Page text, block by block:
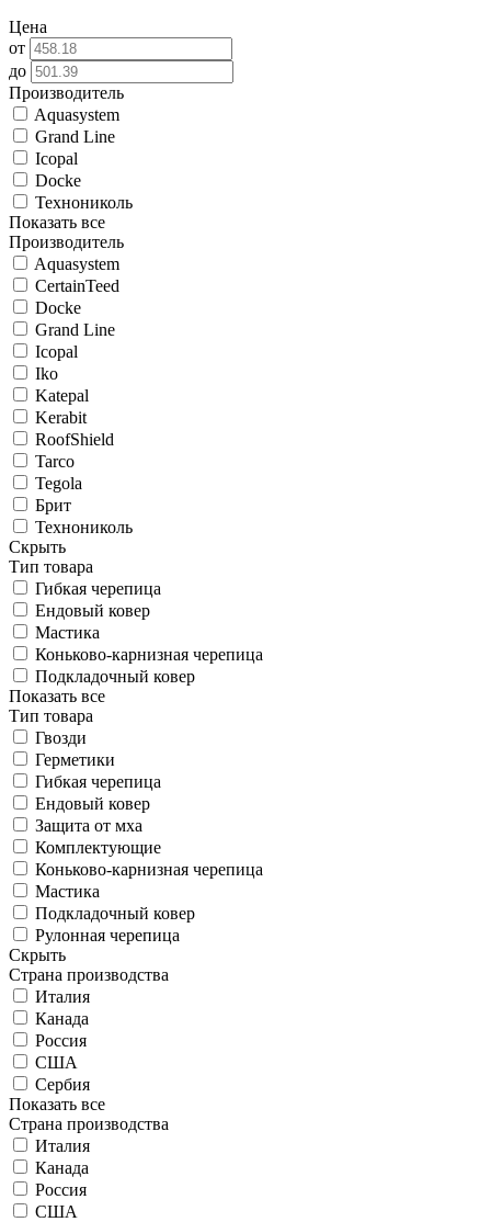
Цена
от
до
Производитель
Aquasystem
Grand Line
Icopal
Docke
Технониколь
Показать все
Производитель
Aquasystem
CertainTeed
Docke
Grand Line
Icopal
Iko
Katepal
Kerabit
RoofShield
Tarco
Tegola
Брит
Технониколь
Скрыть
Тип товара
Гибкая черепица
Ендовый ковер
Мастика
Коньково-карнизная черепица
Подкладочный ковер
Показать все
Тип товара
Гвозди
Герметики
Гибкая черепица
Ендовый ковер
Защита от мха
Комплектующие
Коньково-карнизная черепица
Мастика
Подкладочный ковер
Рулонная черепица
Скрыть
Страна производства
Италия
Канада
Россия
США
Сербия
Показать все
Страна производства
Италия
Канада
Россия
США